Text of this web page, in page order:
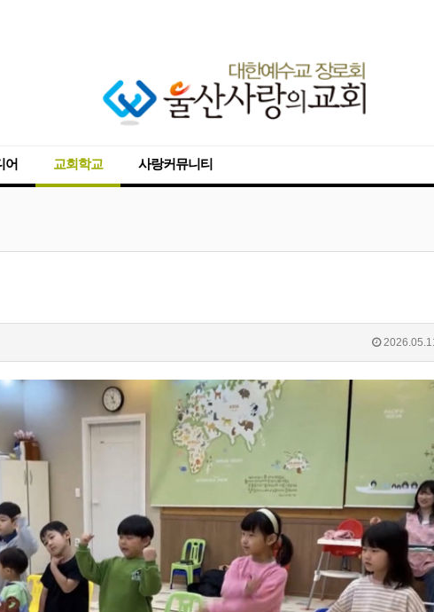
어 교회학교 사랑커뮤니티